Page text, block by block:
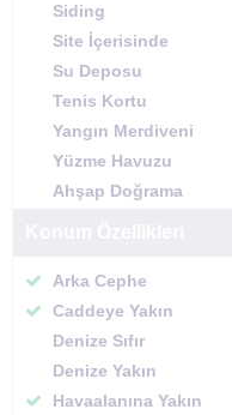
Siding
Site İçerisinde
Su Deposu
Tenis Kortu
Yangın Merdiveni
Yüzme Havuzu
Ahşap Doğrama
Arka Cephe
Caddeye Yakın
Denize Sıfır
Denize Yakın
Havaalanına Yakın